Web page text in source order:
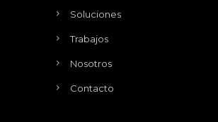
Soluciones
Trabajos
Nosotros
Contacto